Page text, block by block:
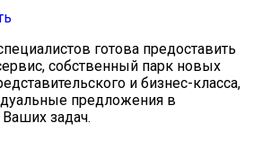
готова предоставить
собственный парк новых
и бизнес-класса,
предложения в
задач.